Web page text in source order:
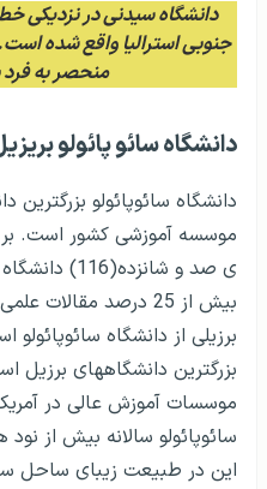
دانشگاه سیدنی در نزدیکی
جنوبی استرالیا واقع شده
منحصر به
دانشگاه سائو پائولو
دانشگاه سائوپائولو بزرگترین
ی صد و
بیش از 25 درصد
برزیلی از دانشگاه
بزرگترین دانشگاههای برزیل
موسسات آموزش عالی در
این در طبیعت زیبای ساحل